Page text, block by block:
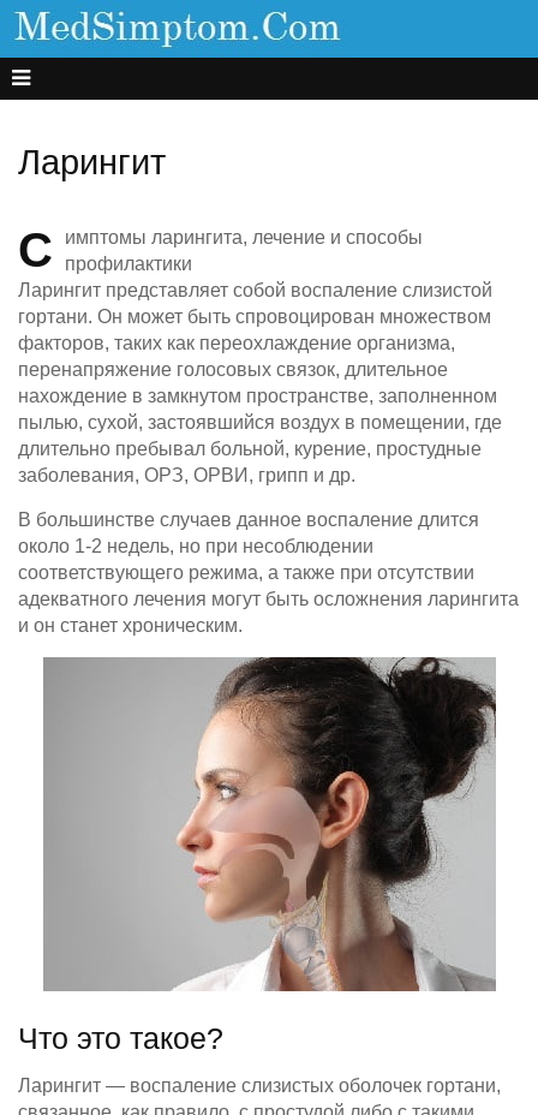
Ларингит
С
имптомы ларингита, лечение и способы
профилактики
Ларингит представляет собой воспаление слизистой
гортани. Он может быть спровоцирован множеством
факторов, таких как переохлаждение организма,
перенапряжение голосовых связок, длительное
нахождение в замкнутом пространстве, заполненном
пылью, сухой, застоявшийся воздух в помещении, где
длительно пребывал больной, курение, простудные
заболевания, ОРЗ, ОРВИ, грипп и др.
В большинстве случаев данное воспаление длится
около 1-2 недель, но при несоблюдении
соответствующего режима, а также при отсутствии
адекватного лечения могут быть осложнения ларингита
и он станет хроническим.
Что это такое?
Ларингит — воспаление слизистых оболочек гортани,